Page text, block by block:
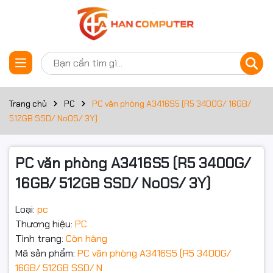
Trang chủ PC
PC văn phòng A3416S5 (R5 3400G/ 16GB/
512GB SSD/ NoOS/ 3Y)
PC văn phòng A3416S5 (R5 3400G/
16GB/ 512GB SSD/ NoOS/ 3Y)
Loại: pc
Thương hiệu: PC
Tình trạng: Còn hàng
Mã sản phẩm: PC văn phòng A3416S5 (R5 3400G/
16GB/ 512GB SSD/ N
Thông số kỹ thuật
Bộ xử lý
Dòng CPU Ryzen 5
CPU
Mã CPU 3400G
Tốc độ CPU 3.7Ghz
Tần số turbo
tối đa
Up to 4.2Ghz
Số lõi CPU 4 Cores
Đặt trước sản phẩm